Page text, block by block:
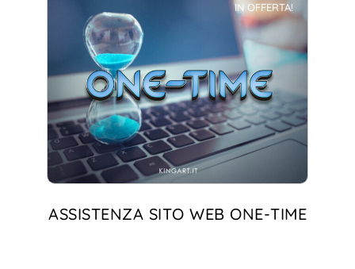
IN OFFERTA!
ASSISTENZA SITO WEB ONE-TIME